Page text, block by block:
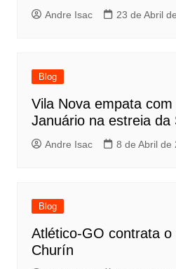
Andre Isac 23 de Abril
Blog
Vila Nova empata
Januário na estreia da
Andre Isac 8 de Abril de
Blog
Atlético-GO contrata o
Churín